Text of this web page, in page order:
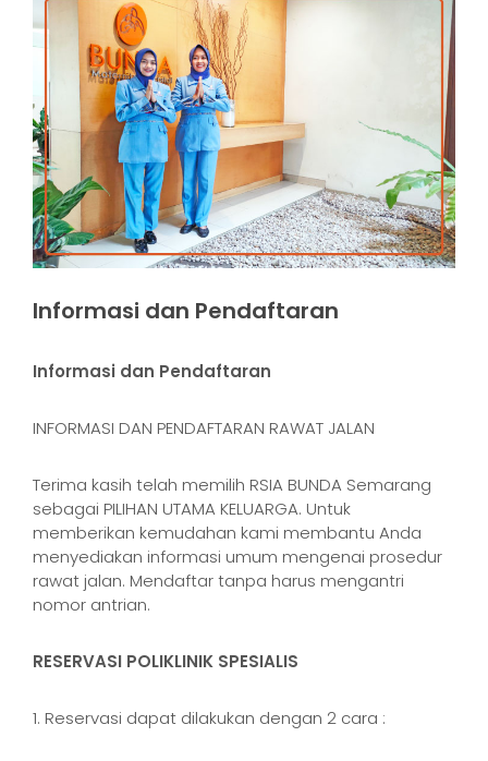
Informasi dan Pendaftaran
Informasi dan Pendaftaran
INFORMASI DAN PENDAFTARAN RAWAT JALAN
Terima kasih telah memilih RSIA BUNDA Semarang
sebagai PILIHAN UTAMA KELUARGA. Untuk
memberikan kemudahan kami membantu Anda
menyediakan informasi umum mengenai prosedur
rawat jalan. Mendaftar tanpa harus mengantri
nomor antrian.
RESERVASI POLIKLINIK SPESIALIS
1. Reservasi dapat dilakukan dengan 2 cara :